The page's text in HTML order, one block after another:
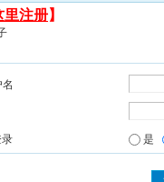
里注册】
录 是